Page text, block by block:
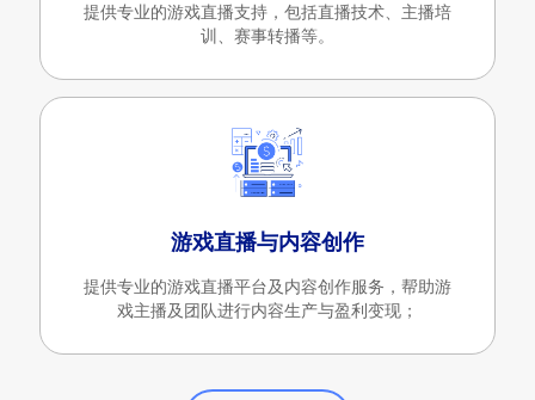
提供专业的游戏直播支持，包括直播技术、主播培
训、赛事转播等。
游戏直播与内容创作
提供专业的游戏直播平台及内容创作服务，帮助游
戏主播及团队进行内容生产与盈利变现；